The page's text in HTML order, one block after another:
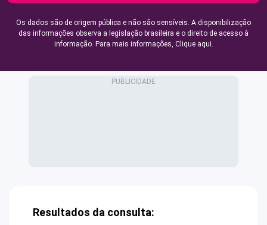
Os dados são de origem pública e não são sensíveis. A disponibilização
das informações observa a legislação brasileira e o direito de acesso à
informação. Para mais informações, Clique aqui.
Resultados da consulta: